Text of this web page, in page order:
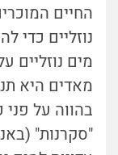
החיים
נוזליים כדי
מים
מאדים היא
בהווה על
"סקרנות"